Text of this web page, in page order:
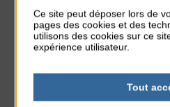
Glisse & Environnement
du 9 Août au 9 Août
Place du Général de Gaulle
Ce site peut déposer lors de
pages des cookies et des
utilisons des cookies sur ce
expérience utilisateur.
Tout